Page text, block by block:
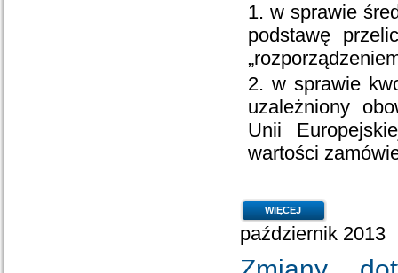
w sprawie
podstawę
w sprawie
uzależniony
Unii
wartości
WIĘCEJ
październik 2013